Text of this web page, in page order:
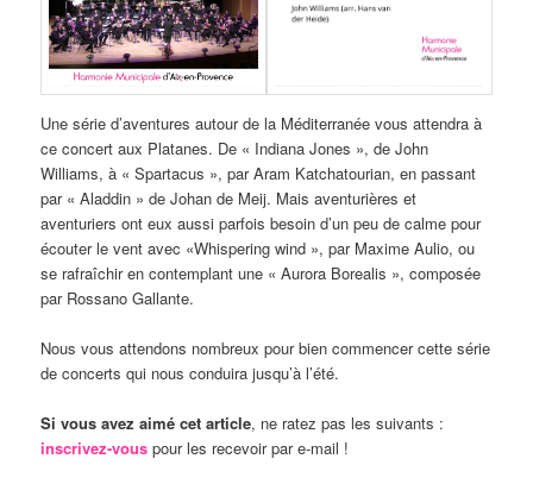
Une série d’aventures autour de la Méditerranée vous attendra à
ce concert aux Platanes. De « Indiana Jones », de John
Williams, à « Spartacus », par Aram Katchatourian, en passant
par « Aladdin » de Johan de Meij. Mais aventurières et
aventuriers ont eux aussi parfois besoin d’un peu de calme pour
écouter le vent avec «Whispering wind », par Maxime Aulio, ou
se rafraîchir en contemplant une « Aurora Borealis », composée
par Rossano Gallante.
Nous vous attendons nombreux pour bien commencer cette série
de concerts qui nous conduira jusqu’à l’été.
Si vous avez aimé cet article, ne ratez pas les suivants :
inscrivez-vous pour les recevoir par e-mail !